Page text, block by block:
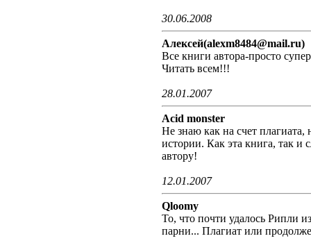
30.06.2008
Алексей(alexm8484@mail.ru)
Все книги автора-просто
Читать всем!!!
28.01.2007
Acid monster
Не знаю как на счет плагиата,
истории. Как эта книга, так
автору!
12.01.2007
Qloomy
То, что почти удалось Рипли
парни... Плагиат или